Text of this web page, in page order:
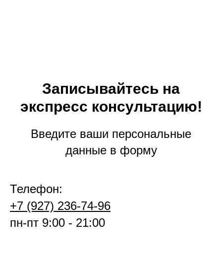
Записывайтесь на
экспресс консультацию!
Введите ваши персональные
данные в форму
Телефон:
+7 (927) 236-74-96
пн-пт 9:00 - 21:00